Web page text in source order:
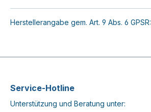
Herstellerangabe gem. Art. 9 Abs. 6 GPSR:
Service-Hotline
Unterstützung und Beratung unter: